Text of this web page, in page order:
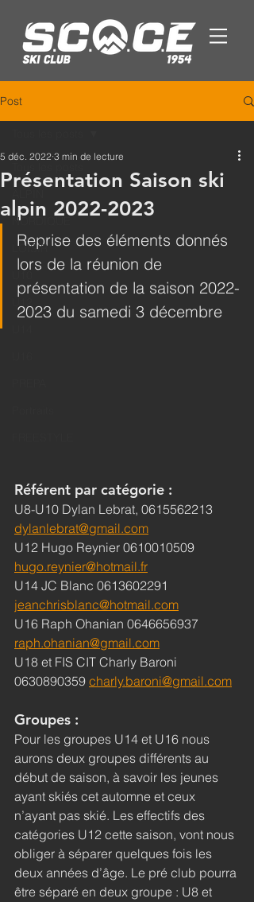
Post
NORDIQUE
LOISIR
U10
Présentation Saison ski
alpin 2022-2023
5 déc. 2022 3 min de lecture
Reprise des éléments donnés
lors de la réunion de
présentation de la saison 2022-
2023 du samedi 3 décembre
Référent par catégorie :
U8-U10 Dylan Lebrat, 0615562213
dylanlebrat@gmail.com
U12 Hugo Reynier 0610010509
hugo.reynier@hotmail.fr
U14 JC Blanc 0613602291
jeanchrisblanc@hotmail.com
U16 Raph Ohanian 0646656937
raph.ohanian@gmail.com
U18 et FIS CIT Charly Baroni
0630890359 charly.baroni@gmail.com
Groupes :
Pour les groupes U14 et U16 nous
aurons deux groupes différents au
début de saison, à savoir les jeunes
ayant skiés cet automne et ceux
n’ayant pas skié. Les effectifs des
catégories U12 cette saison, vont nous
obliger à séparer quelques fois les
deux années d’âge. Le pré club pourra
être séparé en deux groupe : U8 et